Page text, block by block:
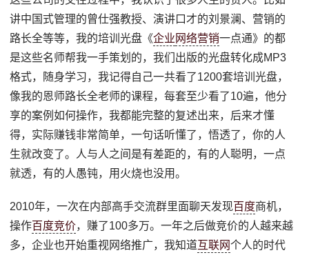
讲中国式管理的曾仕强教授、演讲口才的刘景澜、营销的
路长全等等，我的培训光盘《企业 网络营销一点通》的都
是这些名师帮我一手策划的，我们出版的光盘转化成MP3
格式，随身学习，我记得自己一共看了1200套培训光盘，
像我的恩师路长全老师的课程，每套至少看了10遍，他分
享的案例如何操作，我都能完整的复述出来，后来才懂
得，实际赚钱非常简单，一句话听懂了，悟透了，你的人
生就改变了。人与人之间是有差距的，有的人聪明，一点
就透，有的人愚钝，用火烧也没用。
2010年，一次在内部高手交流群里面聊天发现百度商机，
操作百度竞价，赚了100多万。一年之后做竞价的人越来越
多，企业也开始重视网络推广，我知道互联网个人的时代